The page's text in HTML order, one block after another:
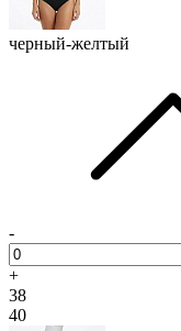
черный-желтый
-
+
38
40